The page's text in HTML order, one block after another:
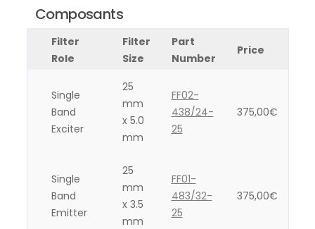
Composants
Filter
Role
Filter
Size
Part
Number
Price
Single
Band
Exciter
25
mm
x 5.0
mm
FF02-
438/24-
25
375,00€
Single
Band
Emitter
25
mm
x 3.5
mm
FF01-
483/32-
25
375,00€